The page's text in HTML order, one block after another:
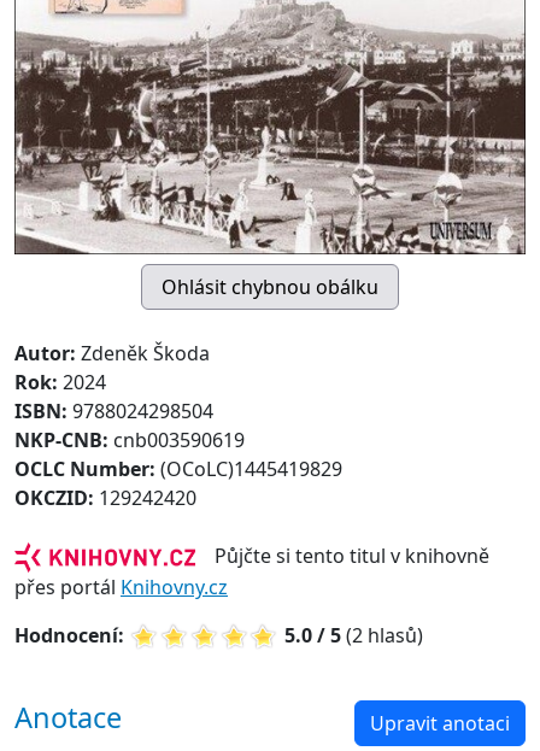
Autor: Zdeněk Škoda
Rok: 2024
ISBN: 9788024298504
NKP-CNB: cnb003590619
OCLC Number: (OCoLC)1445419829
OKCZID: 129242420
Půjčte si tento titul v knihovně
přes portál Knihovny.cz
Hodnocení:
5.0 / 5(2 hlasů)
Anotace Upravit anotaci